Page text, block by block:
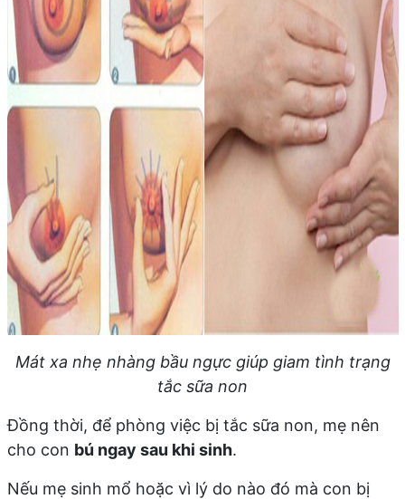
Mát xa nhẹ nhàng bầu ngực giúp giam tình trạng
tắc sữa non
Đồng thời, để phòng việc bị tắc sữa non, mẹ nên
cho con bú ngay sau khi sinh.
Nếu mẹ sinh mổ hoặc vì lý do nào đó mà con bị